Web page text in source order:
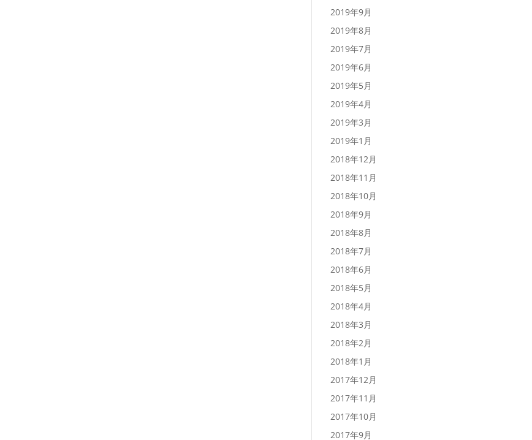
2019年9月
2019年8月
2019年7月
2019年6月
2019年5月
2019年4月
2019年3月
2019年1月
2018年12月
2018年11月
2018年10月
2018年9月
2018年8月
2018年7月
2018年6月
2018年5月
2018年4月
2018年3月
2018年2月
2018年1月
2017年12月
2017年11月
2017年10月
2017年9月